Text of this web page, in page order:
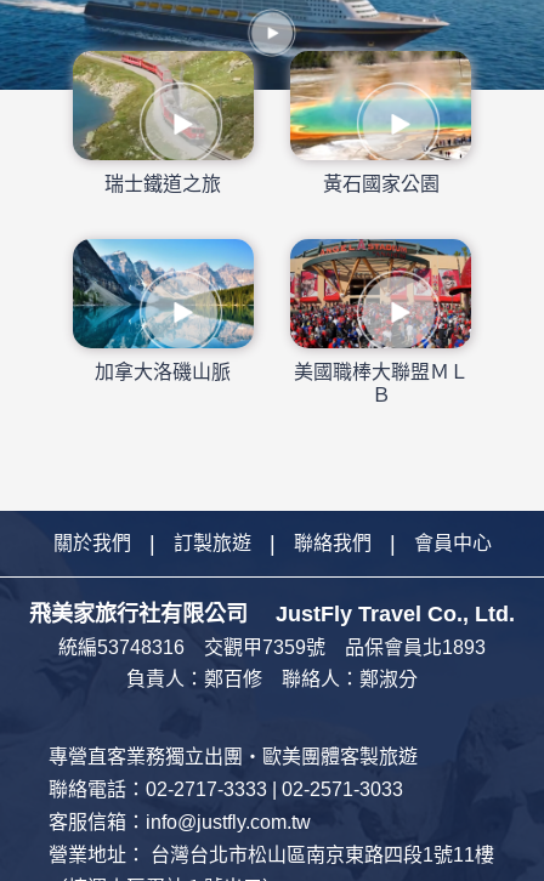
瑞士鐵道之旅 黃石國家公園
加拿大洛磯山脈
美國職棒大聯盟ＭＬ
Ｂ
關於我們 訂製旅遊 聯絡我們 會員中心
飛美家旅行社有限公司 JustFly Travel Co., Ltd.
統編53748316 交觀甲7359號 品保會員北1893
負責人：鄭百修 聯絡人：鄭淑分
專營直客業務獨立出團・歐美團體客製旅遊
聯絡電話：02-2717-3333 | 02-2571-3033
客服信箱：info@justfly.com.tw
營業地址： 台灣台北市松山區南京東路四段1號11樓